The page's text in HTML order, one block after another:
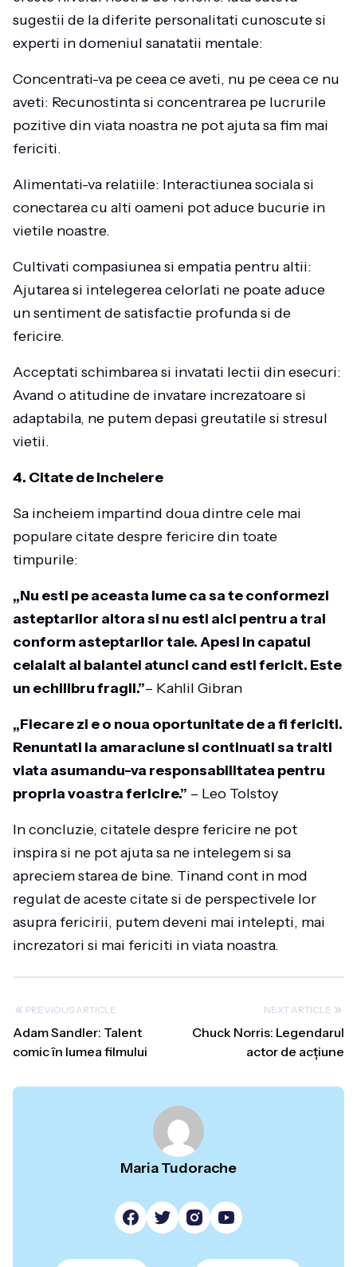
sugestii de la diferite personalitati cunoscute si
experti in domeniul sanatatii mentale:
Concentrati-va pe ceea ce aveti, nu pe ceea ce nu
aveti: Recunostinta si concentrarea pe lucrurile
pozitive din viata noastra ne pot ajuta sa fim mai
fericiti.
Alimentati-va relatiile: Interactiunea sociala si
conectarea cu alti oameni pot aduce bucurie in
vietile noastre.
Cultivati compasiunea si empatia pentru altii:
Ajutarea si intelegerea celorlati ne poate aduce
un sentiment de satisfactie profunda si de
fericire.
Acceptati schimbarea si invatati lectii din esecuri:
Avand o atitudine de invatare increzatoare si
adaptabila, ne putem depasi greutatile si stresul
vietii.
4. Citate de incheiere
Sa incheiem impartind doua dintre cele mai
populare citate despre fericire din toate
timpurile:
„Nu esti pe aceasta lume ca sa te conformezi
asteptarilor altora si nu esti aici pentru a trai
conform asteptarilor tale. Apesi in capatul
celalalt al balantei atunci cand esti fericit. Este
un echilibru fragil.”– Kahlil Gibran
„Fiecare zi e o noua oportunitate de a fi fericiti.
Renuntati la amaraciune si continuati sa traiti
viata asumandu-va responsabilitatea pentru
propria voastra fericire.” – Leo Tolstoy
In concluzie, citatele despre fericire ne pot
inspira si ne pot ajuta sa ne intelegem si sa
apreciem starea de bine. Tinand cont in mod
regulat de aceste citate si de perspectivele lor
asupra fericirii, putem deveni mai intelepti, mai
increzatori si mai fericiti in viata noastra.
PREVIOUS ARTICLE
Adam Sandler: Talent
comic în lumea filmului
NEXT ARTICLE
Chuck Norris: Legendarul
actor de acțiune
Maria Tudorache